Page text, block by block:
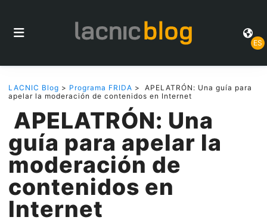
ES
LACNIC Blog > Programa FRIDA > APELATRÓN: Una guía para
apelar la moderación de contenidos en Internet
APELATRÓN: Una
guía para apelar la
moderación de
contenidos en
Internet